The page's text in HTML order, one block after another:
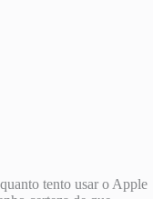
tento usar o Apple